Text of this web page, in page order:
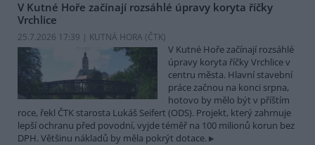
V Kutné Hoře začínají rozsáhlé úpravy koryta říčky
Vrchlice
25.7.2026 17:39 | KUTNÁ HORA (ČTK)
V Kutné Hoře začínají rozsáhlé
úpravy koryta říčky Vrchlice v
centru města. Hlavní stavební
práce začnou na konci srpna,
hotovo by mělo být v příštím
roce, řekl ČTK starosta Lukáš Seifert (ODS). Projekt, který zahrnuje
lepší ochranu před povodní, vyjde téměř na 100 milionů korun bez
DPH. Většinu nákladů by měla pokrýt dotace.